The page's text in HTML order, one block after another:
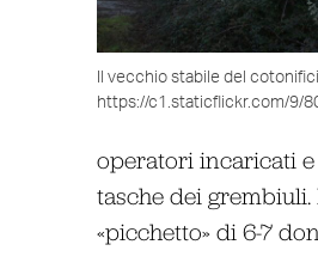
Il vecchio stabile del
https://c1.staticflickr.com/9/
operatori incaricati e
tasche dei
«picchetto» di 6-7